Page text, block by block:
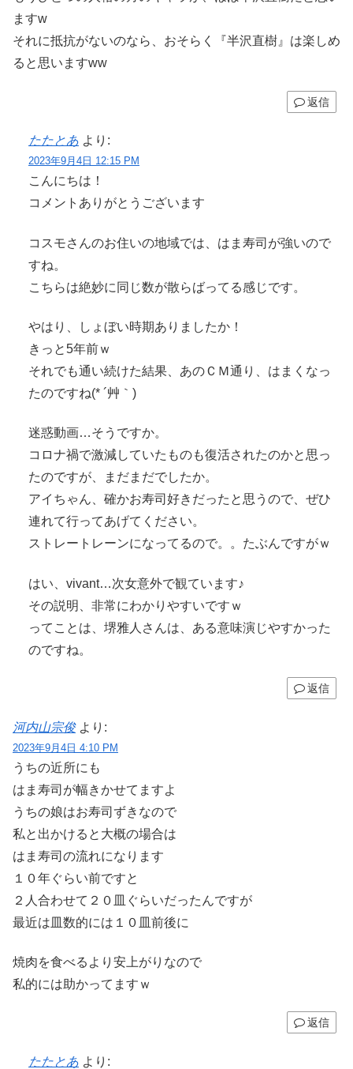
ますw
それに抵抗がないのなら、おそらく『半沢直樹』は楽しめ
ると思いますww
返信
たたとあ より:
2023年9月4日 12:15 PM
こんにちは！
コメントありがとうございます
コスモさんのお住いの地域では、はま寿司が強いので
すね。
こちらは絶妙に同じ数が散らばってる感じです。
やはり、しょぼい時期ありましたか！
きっと5年前ｗ
それでも通い続けた結果、あのＣＭ通り、はまくなっ
たのですね(* ´艸｀)
迷惑動画…そうですか。
コロナ禍で激減していたものも復活されたのかと思っ
たのですが、まだまだでしたか。
アイちゃん、確かお寿司好きだったと思うので、ぜひ
連れて行ってあげてください。
ストレートレーンになってるので。。たぶんですがｗ
はい、vivant…次女意外で観ています♪
その説明、非常にわかりやすいですｗ
ってことは、堺雅人さんは、ある意味演じやすかった
のですね。
返信
河内山宗俊 より:
2023年9月4日 4:10 PM
うちの近所にも
はま寿司が幅きかせてますよ
うちの娘はお寿司ずきなので
私と出かけると大概の場合は
はま寿司の流れになります
１０年ぐらい前ですと
２人合わせて２０皿ぐらいだったんですが
最近は皿数的には１０皿前後に
焼肉を食べるより安上がりなので
私的には助かってますｗ
返信
たたとあ より: